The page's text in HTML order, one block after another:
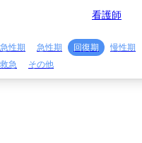
看護師
性期 急性期 回復期 慢性期
急
その他